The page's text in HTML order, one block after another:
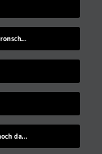
Coole Roboter-Choreografie im Synchronschwimmen
Bewusst- und obdachlos. Dann auch noch das…